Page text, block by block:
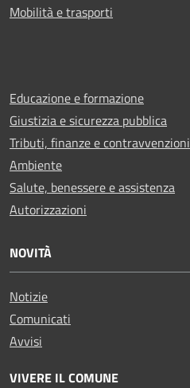
Mobilità e trasporti
Educazione e formazione
Giustizia e sicurezza pubblica
Tributi, finanze e contravvenzioni
Ambiente
Salute, benessere e assistenza
Autorizzazioni
NOVITÀ
Notizie
Comunicati
Avvisi
VIVERE IL COMUNE